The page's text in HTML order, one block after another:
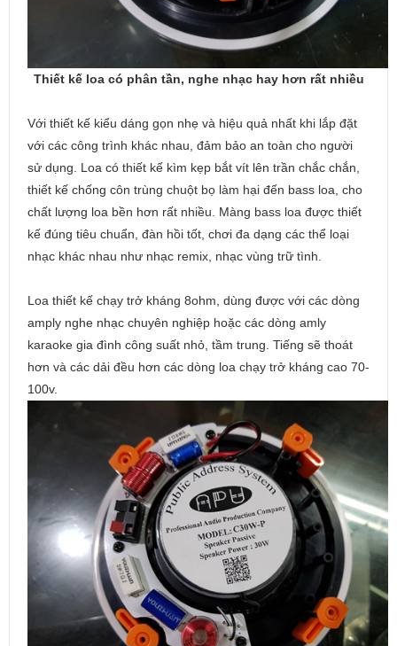
Thiết kế loa có phân tần, nghe nhạc hay hơn rất nhiều
Với thiết kế kiểu dáng gọn nhẹ và hiệu quả nhất khi lắp đặt
với các công trình khác nhau, đảm bảo an toàn cho người
sử dụng. Loa có thiết kế kìm kẹp bắt vít lên trần chắc chắn,
thiết kế chống côn trùng chuột bọ làm hại đến bass loa, cho
chất lượng loa bền hơn rất nhiều. Màng bass loa được thiết
kế đúng tiêu chuẩn, đàn hồi tốt, chơi đa dạng các thể loại
nhạc khác nhau như nhạc remix, nhạc vùng trữ tình.
Loa thiết kế chạy trở kháng 8ohm, dùng được với các dòng
amply nghe nhạc chuyên nghiệp hoặc các dòng amly
karaoke gia đình công suất nhỏ, tầm trung. Tiếng sẽ thoát
hơn và các dải đều hơn các dòng loa chạy trở kháng cao 70-
100v.